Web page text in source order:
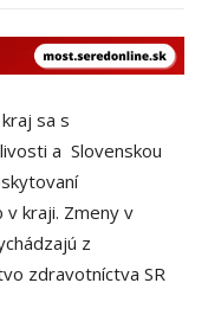
sa s
a Slovenskou
kraji. Zmeny v
z
zdravotníctva SR